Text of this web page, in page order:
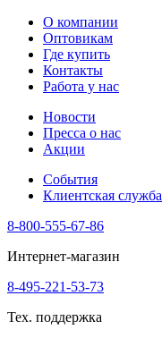
О компании
Оптовикам
Где купить
Контакты
Работа у нас
Новости
Пресса о нас
Акции
События
Клиентская служба
8-800-555-67-86
Интернет-магазин
8-495-221-53-73
Тех. поддержка